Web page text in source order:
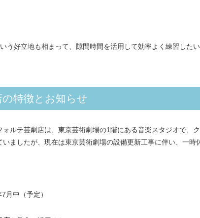
う好立地も相まって、隙間時間を活用して効率よく練習した
特徴とお知らせ
ォルテ芸劇店は、東京芸術劇場の1階にある音楽スタジオで、
ましたが、現在は東京芸術劇場の設備更新工事に伴い、一時
月中（予定）